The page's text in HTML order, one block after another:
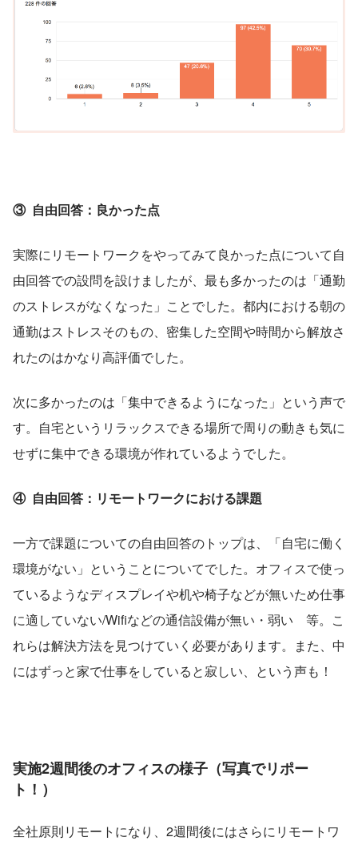
③  自由回答：良かった点
実際にリモートワークをやってみて良かった点について自
由回答での設問を設けましたが、最も多かったのは「通勤
のストレスがなくなった」ことでした。都内における朝の
通勤はストレスそのもの、密集した空間や時間から解放さ
れたのはかなり高評価でした。
次に多かったのは「集中できるようになった」という声で
す。自宅というリラックスできる場所で周りの動きも気に
せずに集中できる環境が作れているようでした。
④  自由回答：リモートワークにおける課題
一方で課題についての自由回答のトップは、「自宅に働く
環境がない」ということについてでした。オフィスで使っ
ているようなディスプレイや机や椅子などが無いため仕事
に適していない/Wifiなどの通信設備が無い・弱い　等。こ
れらは解決方法を見つけていく必要があります。また、中
にはずっと家で仕事をしていると寂しい、という声も！
実施2週間後のオフィスの様子（写真でリポー
ト！）
全社原則リモートになり、2週間後にはさらにリモートワ